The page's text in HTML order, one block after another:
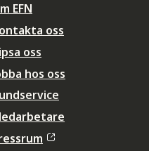
EFN
oss
oss
hos oss